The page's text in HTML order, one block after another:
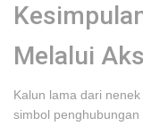
Melalui
Kalun lama dari
simbol